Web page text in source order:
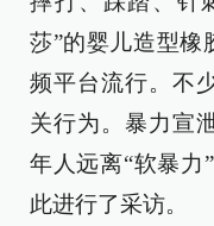
莎”的婴儿造型橡
频平台流行。不
关行为。暴力宣
年人远离“软暴力
此进行了采访。